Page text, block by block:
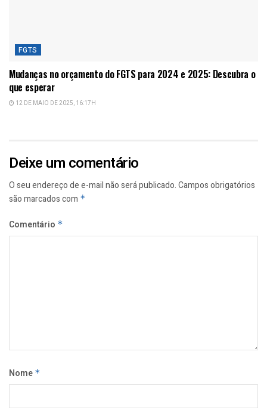
FGTS
Mudanças no orçamento do FGTS para 2024 e 2025: Descubra o
que esperar
12 DE MAIO DE 2025, 16:17H
Deixe um comentário
O seu endereço de e-mail não será publicado.Campos obrigatórios
são marcados com *
Comentário *
Nome *